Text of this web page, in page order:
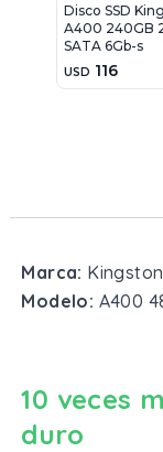
Disco SSD
A400 240GB
SATA 6Gb-s
USD 116
Marca: Kingston
Modelo: A400
10 veces
duro